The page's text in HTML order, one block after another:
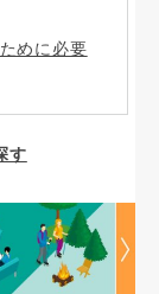
めに必要
す